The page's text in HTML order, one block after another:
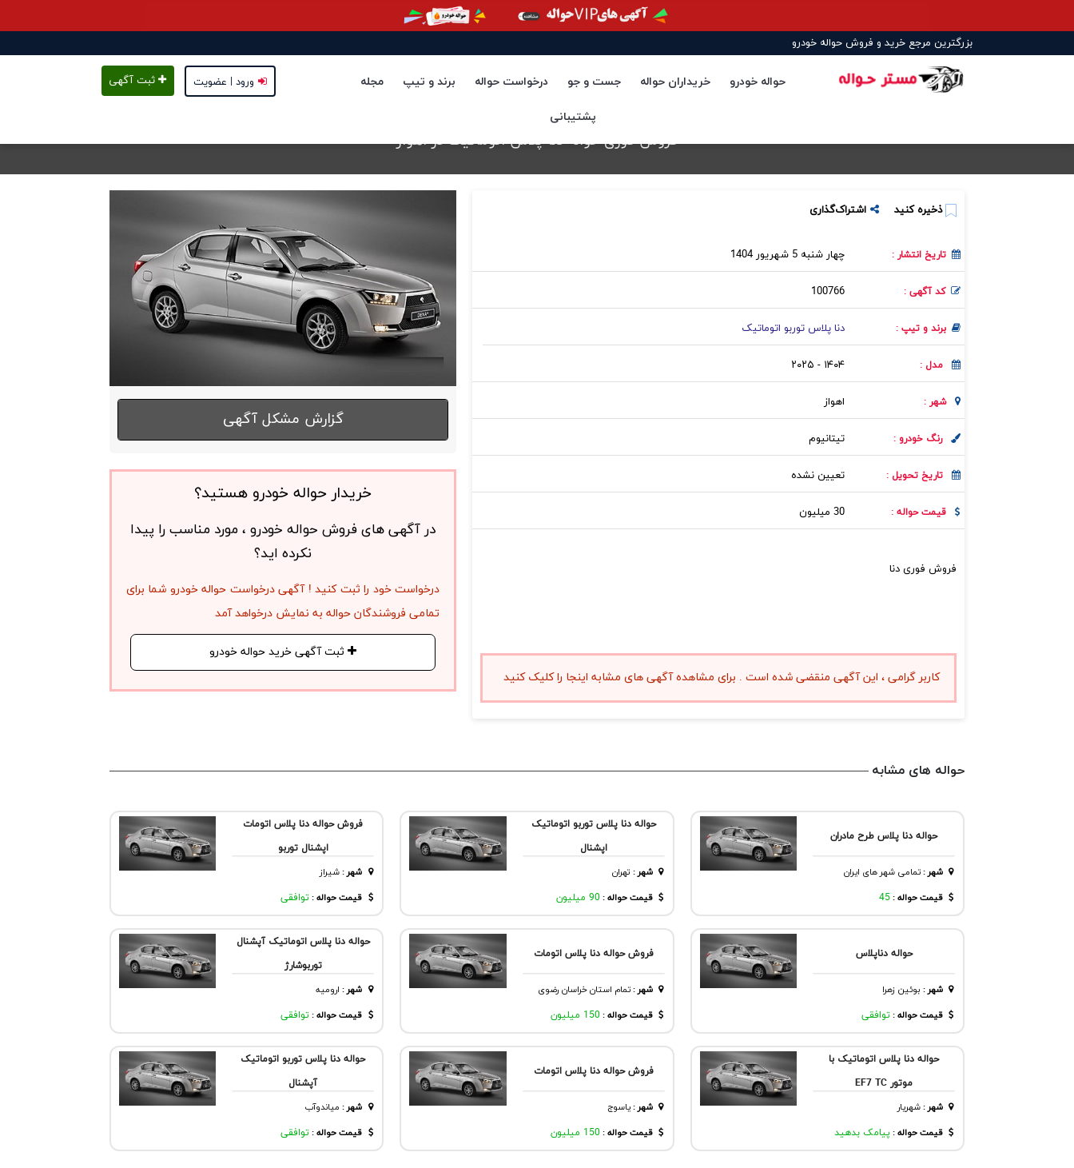
بزرگترین مرجع خرید و فروش حواله خودرو
ثبت آگهی ورود | عضویت حواله خودرو خریداران حواله جست و جو درخواست حواله برند و تیپ مجله
پشتیبانی
فروش فوری حواله دنا پلاس اتوماتیک در اهواز
ذخیره کنید اشتراک‌گذاری
تاریخ انتشار : چهار شنبه 5 شهریور 1404
کد آگهی : 100766
برند و تیپ : دنا پلاس توربو اتوماتیک
مدل : ۱۴۰۴ - ۲۰۲۵
شهر : اهواز
رنگ خودرو : تیتانیوم
تاریخ تحویل : تعیین نشده
قیمت حواله : 30 میلیون
فروش فوری دنا
کاربر گرامی ، این آگهی منقضی شده است . برای مشاهده آگهی های مشابه اینجا را کلیک کنید
گزارش مشکل آگهی
خریدار حواله خودرو هستید؟
در آگهی های فروش حواله خودرو ، مورد مناسب را پیدا
نکرده اید؟
درخواست خود را ثبت کنید ! آگهی درخواست حواله خودرو شما برای
تمامی فروشندگان حواله به نمایش درخواهد آمد
ثبت آگهی خرید حواله خودرو
حواله های مشابه
حواله دنا پلاس طرح مادران
شهر:تمامی شهر های ایران
قیمت حواله :45
حواله دنا پلاس توربو اتوماتیک
اپشنال
شهر: تهران
قیمت حواله : 90 میلیون
فروش حواله دنا پلاس اتومات
اپشنال توربو
شهر :شيراز
قیمت حواله : توافقی
حواله دناپلاس
شهر: بوئين زهرا
قیمت حواله : توافقی
فروش حواله دنا پلاس اتومات
شهر:تمام استان خراسان رضوی
قیمت حواله : 150 میلیون
حواله دنا پلاس اتوماتیک آپشنال
توربوشارژ
شهر : اروميه
قیمت حواله : توافقی
حواله دنا پلاس اتوماتیک با
موتور EF7 TC
شهر:شهريار
قیمت حواله : پیامک بدهید
فروش حواله دنا پلاس اتومات
شهر:یاسوج
قیمت حواله : 150 میلیون
حواله دنا پلاس توربو اتوماتیک
آپشنال
شهر : مياندوآب
قیمت حواله : توافقی